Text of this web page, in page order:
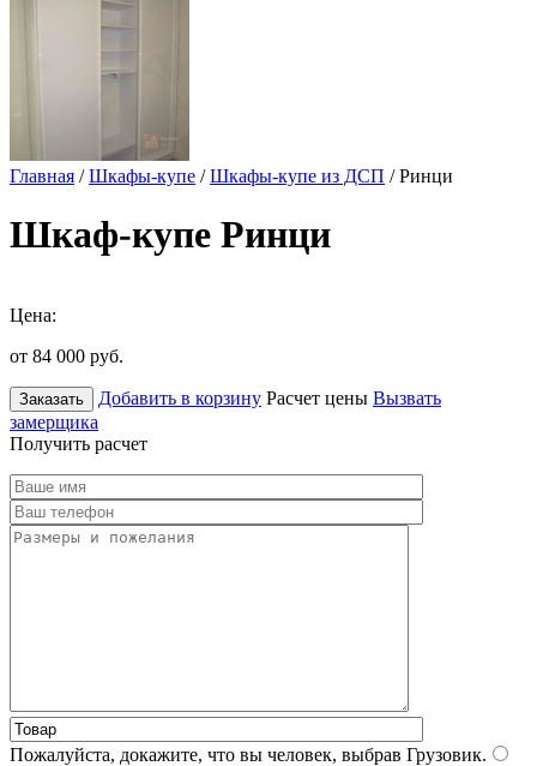
Главная /Шкафы-купе /Шкафы-купе из ДСП / Ринци
Шкаф-купе Ринци
Цена:
от 84 000 руб.
Заказать Добавить в корзину Расчет цены Вызвать
замерщика
Получить расчет
Пожалуйста, докажите, что вы человек, выбрав Грузовик.